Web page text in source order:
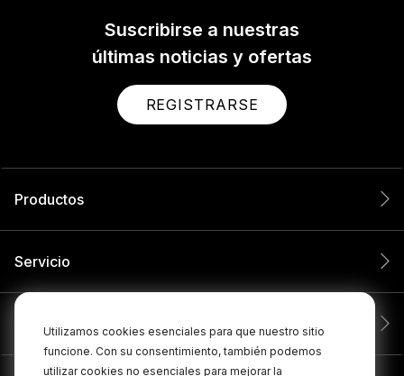
Utilizamos cookies esenciales para que nuestro sitio
funcione. Con su consentimiento, también podemos
utilizar cookies no esenciales para mejorar la
Suscribirse a nuestras
últimas noticias y ofertas
REGISTRARSE
Productos
Servicio
Compañía